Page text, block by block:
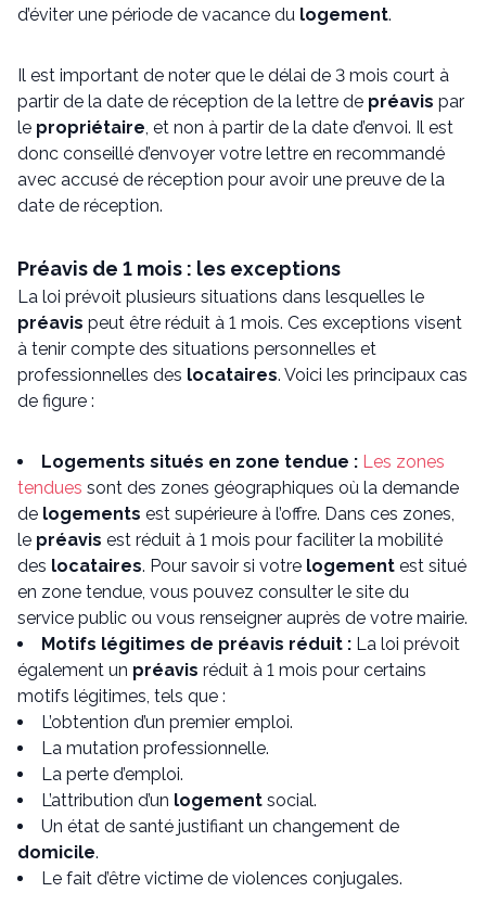
d’éviter une période de vacance du logement.
Il est important de noter que le délai de 3 mois court à
partir de la date de réception de la lettre de préavis par
le propriétaire, et non à partir de la date d’envoi. Il est
donc conseillé d’envoyer votre lettre en recommandé
avec accusé de réception pour avoir une preuve de la
date de réception.
Préavis de 1 mois : les exceptions
La loi prévoit plusieurs situations dans lesquelles le
préavis peut être réduit à 1 mois. Ces exceptions visent
à tenir compte des situations personnelles et
professionnelles des locataires. Voici les principaux cas
de figure :
Logements situés en zone tendue : Les zones
tendues sont des zones géographiques où la demande
de logements est supérieure à l’offre. Dans ces zones,
le préavis est réduit à 1 mois pour faciliter la mobilité
des locataires. Pour savoir si votre logement est situé
en zone tendue, vous pouvez consulter le site du
service public ou vous renseigner auprès de votre mairie.
Motifs légitimes de préavis réduit : La loi prévoit
également un préavis réduit à 1 mois pour certains
motifs légitimes, tels que :
L’obtention d’un premier emploi.
La mutation professionnelle.
La perte d’emploi.
L’attribution d’un logement social.
Un état de santé justifiant un changement de
domicile.
Le fait d’être victime de violences conjugales.